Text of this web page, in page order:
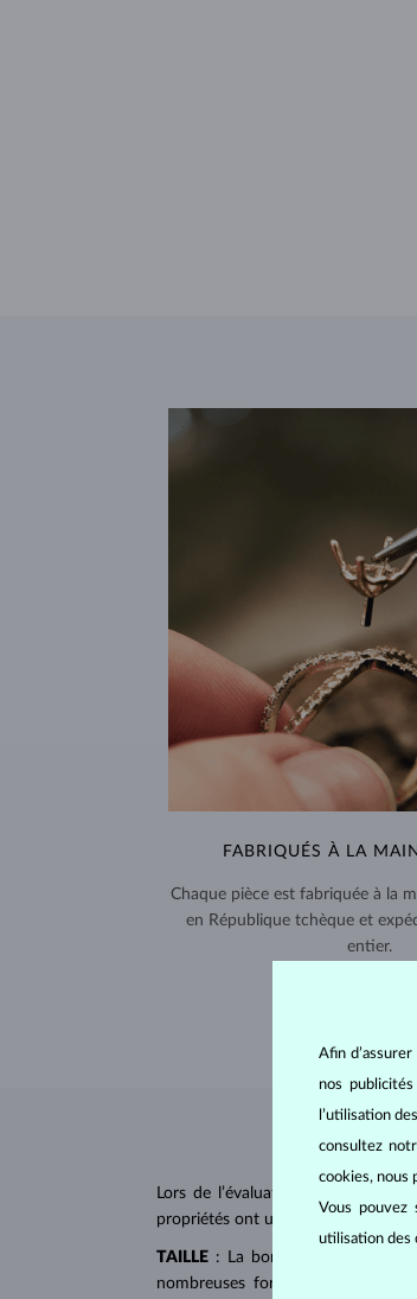
FABRIQUÉS À LA
Chaque pièce est fabriquée à la
en République tchèque et
entier.
Lors de l’évaluation et de la
propriétés ont un impact majeur sur
TAILLE : La bonne taille donne
nombreuses formes dites
Afin
nos
l’utilisation
consultez
cookies, nous
Vous pouvez
utilisation des